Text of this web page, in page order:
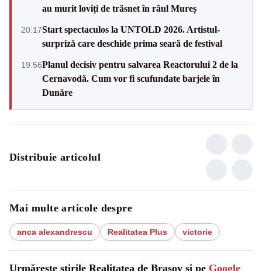
au murit loviți de trăsnet în râul Mureș
20:17Start spectaculos la UNTOLD 2026. Artistul-
surpriză care deschide prima seară de festival
19:56Planul decisiv pentru salvarea Reactorului 2 de la
Cernavodă. Cum vor fi scufundate barjele în
Dunăre
Distribuie articolul
Mai multe articole despre
anca alexandrescu Realitatea Plus victorie
Urmărește știrile Realitatea de Brasov și pe Google